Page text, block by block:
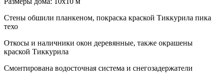
Стены обшили планкеном, покраска краской Тиккурила пика
техо
Откосы и наличники окон деревянные, также окрашены
краской Тиккурила
Смонтирована водосточная система и снегозадержатели